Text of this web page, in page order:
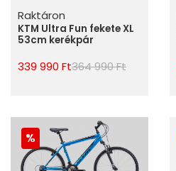
Raktáron
KTM Ultra Fun fekete XL
53cm kerékpár
339 990 Ft364 990 Ft